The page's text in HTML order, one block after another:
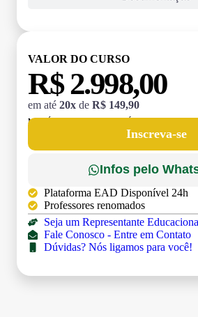
VALOR DO CURSO
R$ 2.998,00
em até 20x de R$ 149,90
MATRÍCULA:
Inscreva-se
Infos pelo
Plataforma EAD Disponível 24h
Professores renomados
Seja um Representante
Fale Conosco - Entre em Contato
Dúvidas? Nós ligamos para você!